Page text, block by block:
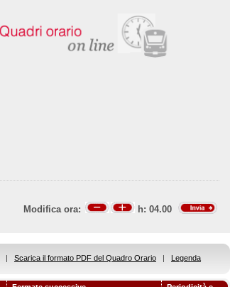
Modifica ora: h: 04.00
| Scarica il formato PDF del Quadro Orario | Legenda